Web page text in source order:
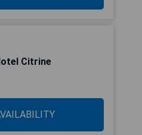
Citrine